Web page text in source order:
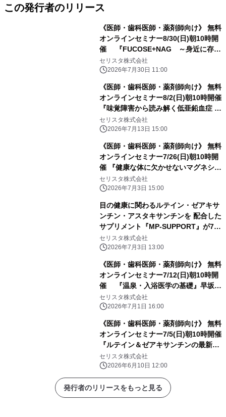
この発行者のリリース
《医師・歯科医師・薬剤師向け》 無料
オンラインセミナー8/30(日)朝10時開
催 『FUCOSE+NAG ～身近に存在
する糖の機能性研究～』 相澤 光輝 先
生(焼津水産化学工業株式会社 開発本
セリスタ株式会社
2026年7月30日 11:00
《医師・歯科医師・薬剤師向け》 無料
オンラインセミナー8/2(日)朝10時開催
『味覚障害から読み解く低亜鉛血症 ―
高齢者の「おいしくない」とは？』 任
智美 先生(兵庫医科大学耳鼻咽喉科・
セリスタ株式会社
2026年7月13日 15:00
《医師・歯科医師・薬剤師向け》 無料
オンラインセミナー7/26(日)朝10時開
催 『健康な体に欠かせないマグネシウ
ムの働き』 五十里 彰 先生(岐阜薬科大
学 / 理事・副学長)
セリスタ株式会社
2026年7月3日 15:00
目の健康に関わるルテイン・ゼアキサ
ンチン・アスタキサンチンを 配合した
サプリメント『MP-SUPPORT』が7/1
発売！
セリスタ株式会社
2026年7月3日 13:00
《医師・歯科医師・薬剤師向け》 無料
オンラインセミナー7/12(日)朝10時開
催 『温泉・入浴医学の基礎』早坂
信哉 先生 (東京都市大学 理工学部医用
工学科 ／ 教授)
セリスタ株式会社
2026年7月1日 16:00
《医師・歯科医師・薬剤師向け》 無料
オンラインセミナー7/5(日)朝10時開催
『ルテイン＆ゼアキサンチンの最新エ
ビデンス～ 黄斑色素から読み解く視機
能』 橋本 正史先生(ケミン・ジャパン
株式会社 / 代表取締役)
セリスタ株式会社
2026年6月10日 12:00
発行者のリリースをもっと見る